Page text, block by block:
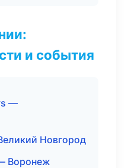
и события
—
Новгород
Воронеж